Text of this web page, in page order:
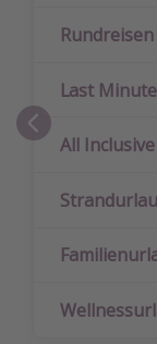
Last
All